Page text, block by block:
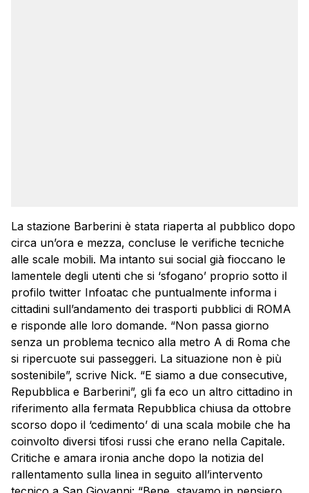
La stazione Barberini è stata riaperta al pubblico dopo
circa un’ora e mezza, concluse le verifiche tecniche
alle scale mobili. Ma intanto sui social già fioccano le
lamentele degli utenti che si ‘sfogano’ proprio sotto il
profilo twitter Infoatac che puntualmente informa i
cittadini sull’andamento dei trasporti pubblici di ROMA
e risponde alle loro domande. “Non passa giorno
senza un problema tecnico alla metro A di Roma che
si ripercuote sui passeggeri. La situazione non è più
sostenibile”, scrive Nick. “E siamo a due consecutive,
Repubblica e Barberini”, gli fa eco un altro cittadino in
riferimento alla fermata Repubblica chiusa da ottobre
scorso dopo il ‘cedimento’ di una scala mobile che ha
coinvolto diversi tifosi russi che erano nella Capitale.
Critiche e amara ironia anche dopo la notizia del
rallentamento sulla linea in seguito all’intervento